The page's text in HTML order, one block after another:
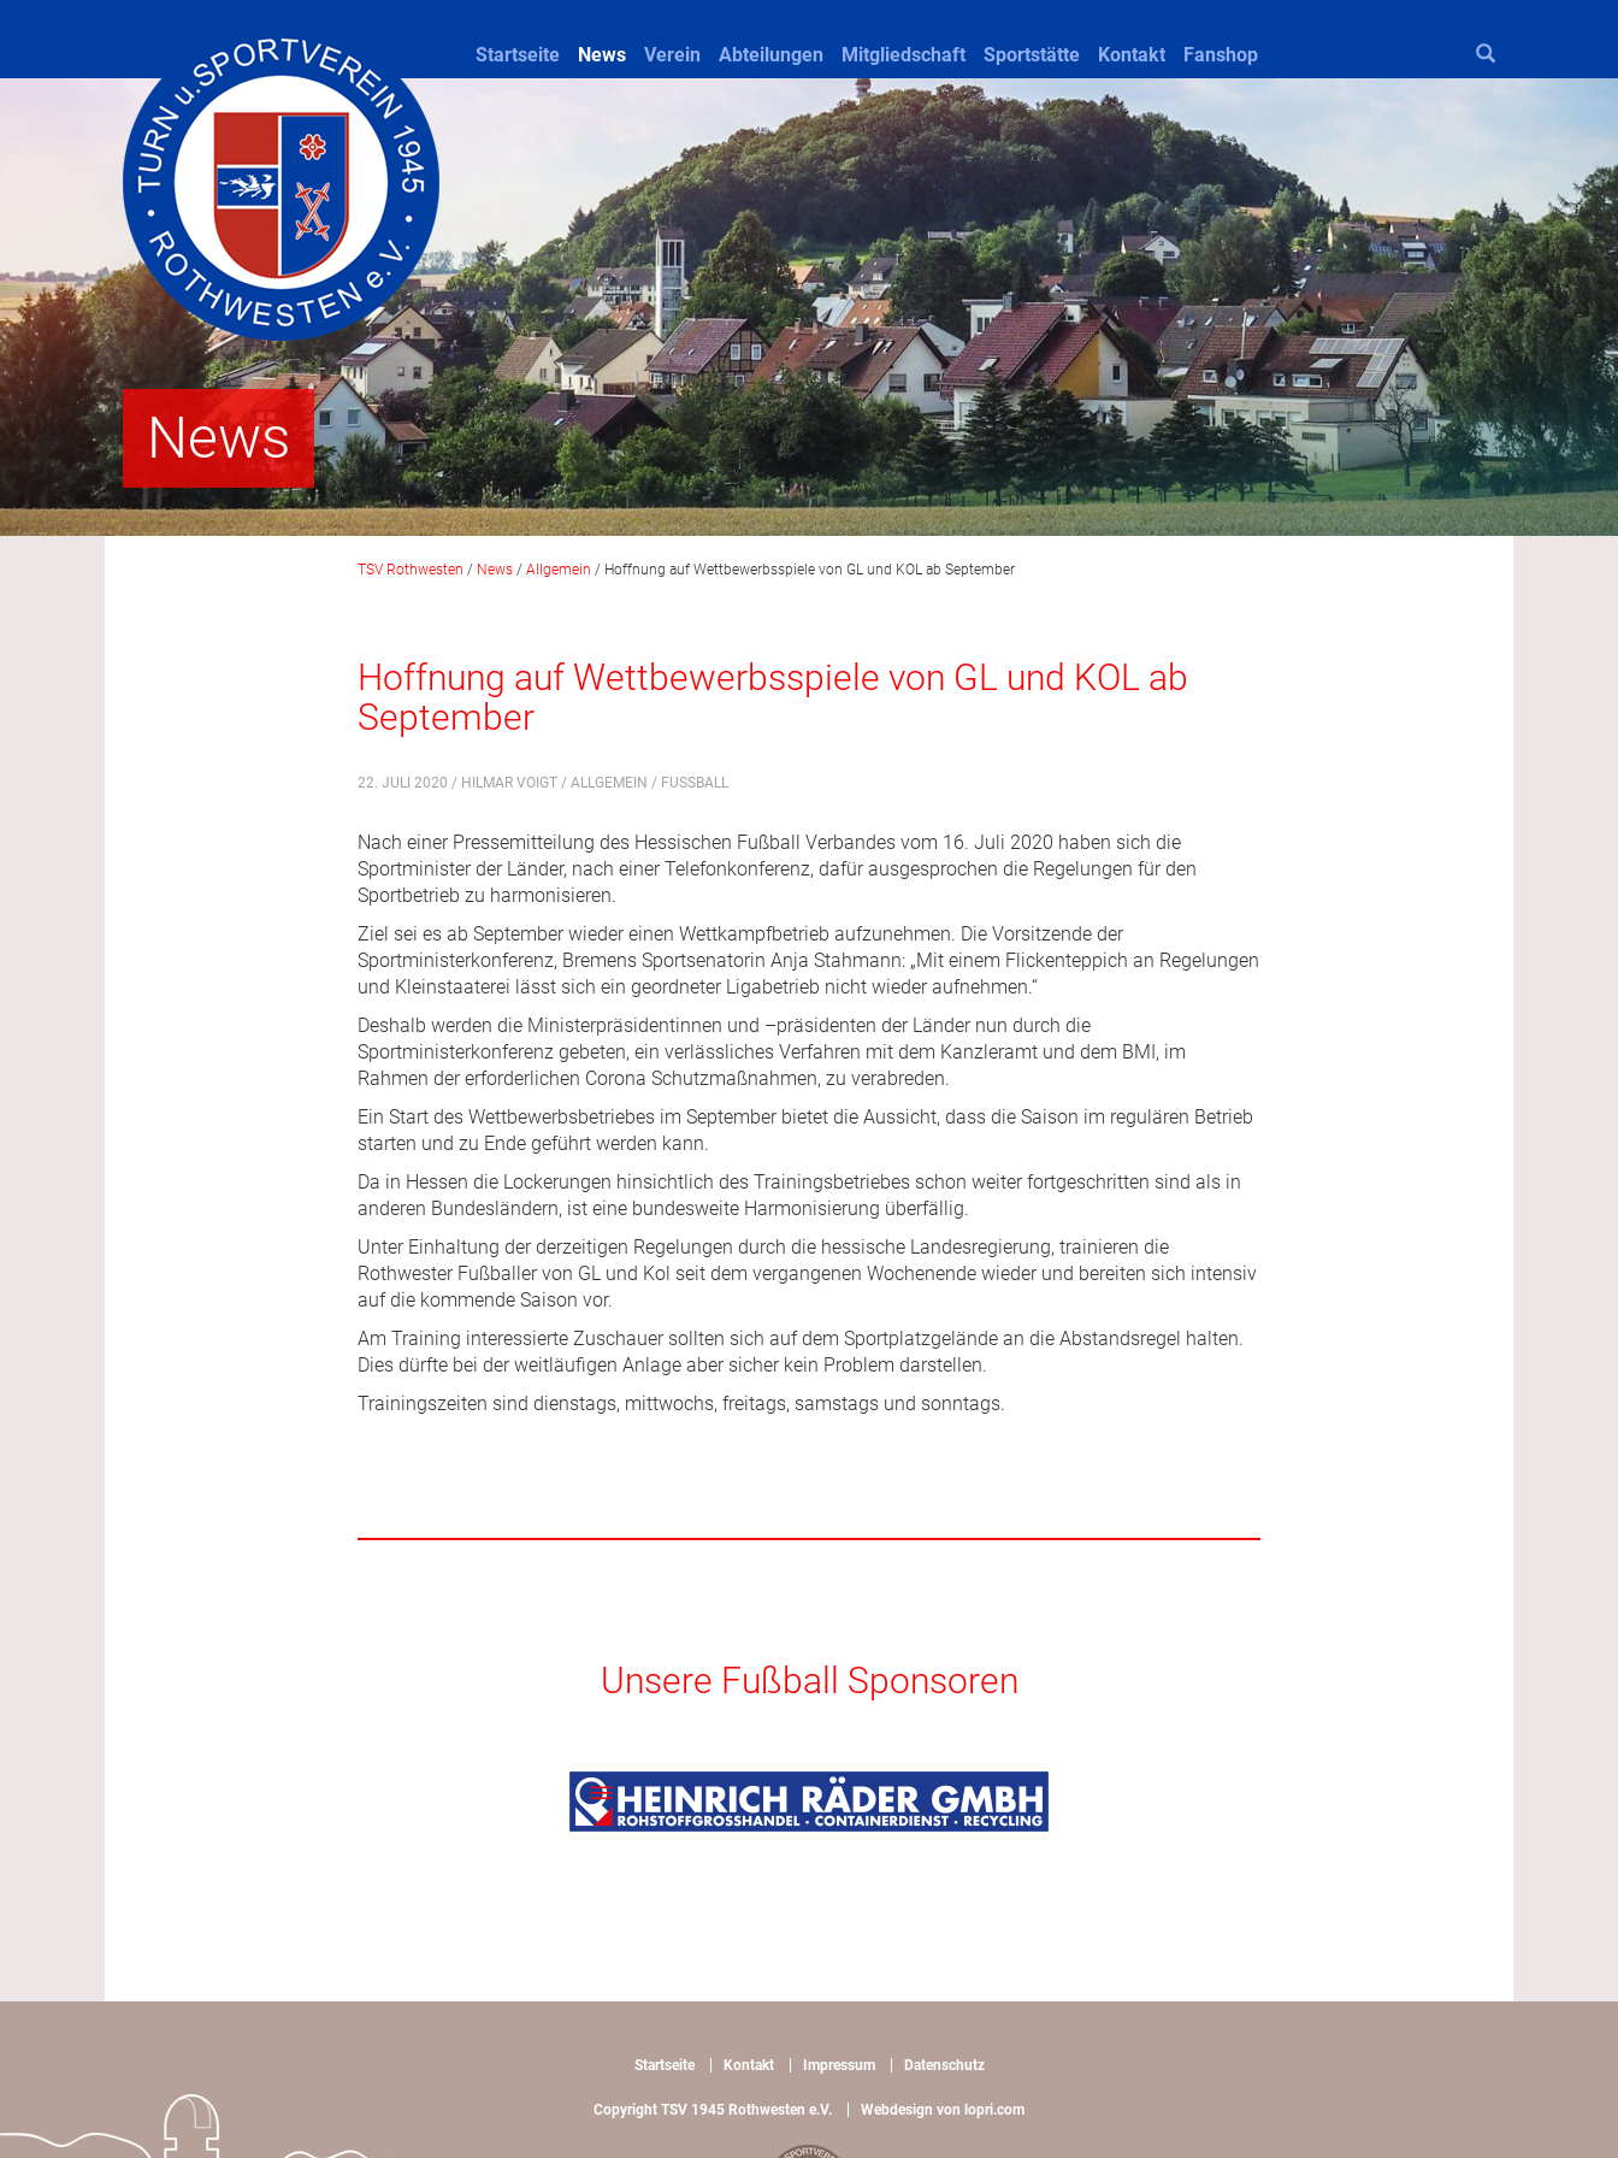
Startseite News Verein Abteilungen Mitgliedschaft Sportstätte Kontakt Fanshop
News
TSV Rothwesten / News / Allgemein / Hoffnung auf Wettbewerbsspiele von GL und KOL ab September
Hoffnung auf Wettbewerbsspiele von GL und KOL ab
September
22. JULI 2020 / HILMAR VOIGT / ALLGEMEIN / FUSSBALL
Nach einer Pressemitteilung des Hessischen Fußball Verbandes vom 16. Juli 2020 haben sich die
Sportminister der Länder, nach einer Telefonkonferenz, dafür ausgesprochen die Regelungen für den
Sportbetrieb zu harmonisieren.
Ziel sei es ab September wieder einen Wettkampfbetrieb aufzunehmen. Die Vorsitzende der
Sportministerkonferenz, Bremens Sportsenatorin Anja Stahmann: „Mit einem Flickenteppich an Regelungen
und Kleinstaaterei lässt sich ein geordneter Ligabetrieb nicht wieder aufnehmen.“
Deshalb werden die Ministerpräsidentinnen und –präsidenten der Länder nun durch die
Sportministerkonferenz gebeten, ein verlässliches Verfahren mit dem Kanzleramt und dem BMI, im
Rahmen der erforderlichen Corona Schutzmaßnahmen, zu verabreden.
Ein Start des Wettbewerbsbetriebes im September bietet die Aussicht, dass die Saison im regulären Betrieb
starten und zu Ende geführt werden kann.
Da in Hessen die Lockerungen hinsichtlich des Trainingsbetriebes schon weiter fortgeschritten sind als in
anderen Bundesländern, ist eine bundesweite Harmonisierung überfällig.
Unter Einhaltung der derzeitigen Regelungen durch die hessische Landesregierung, trainieren die
Rothwester Fußballer von GL und Kol seit dem vergangenen Wochenende wieder und bereiten sich intensiv
auf die kommende Saison vor.
Am Training interessierte Zuschauer sollten sich auf dem Sportplatzgelände an die Abstandsregel halten.
Dies dürfte bei der weitläufigen Anlage aber sicher kein Problem darstellen.
Trainingszeiten sind dienstags, mittwochs, freitags, samstags und sonntags.
Unsere Fußball Sponsoren
Startseite Kontakt Impressum Datenschutz
Copyright TSV 1945 Rothwesten e.V. Webdesign von lopri.com